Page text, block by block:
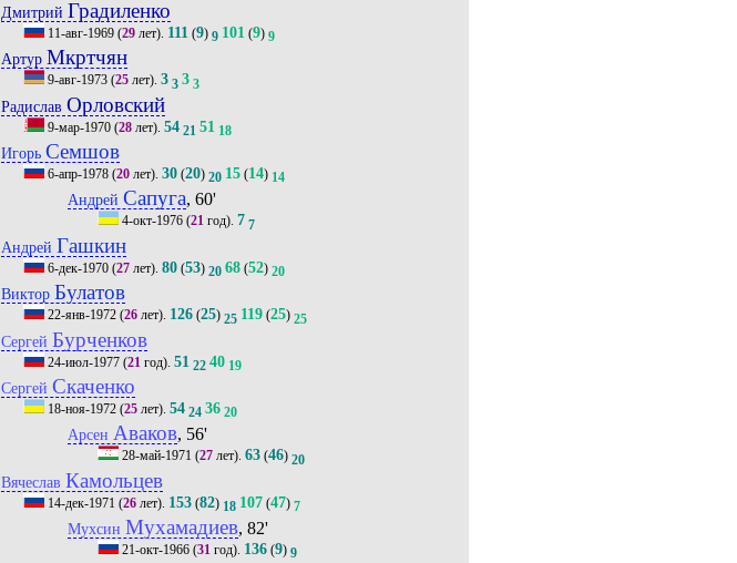
Дмитрий Градиленко
11-авг-1969 (29 лет). 111 (9) 9 101 (9) 9
Артур Мкртчян
9-авг-1973 (25 лет).3 3 3 3
РадиславОрловский
9-мар-1970 (28 лет).54 21 51 18
ИгорьСемшов
6-апр-1978 (20 лет).30 (20) 20 15 (14) 14
АндрейСапуга, 60'
4-окт-1976(21год). 7 7
Андрей Гашкин
6-дек-1970 (27 лет).80 (53) 20 68 (52) 20
Виктор Булатов
22-янв-1972 (26 лет). 126 (25) 25 119 (25) 25
Сергей Бурченков
24-июл-1977 (21 год).51 22 40 19
СергейСкаченко
18-ноя-1972 (25 лет).54 24 36 20
АрсенАваков, 56'
28-май-1971 (27лет). 63(46) 20
Вячеслав Камольцев
14-дек-1971 (26 лет). 153 (82) 18 107 (47) 7
Мухсин Мухамадиев, 82'
21-окт-1966(31год). 136(9) 9